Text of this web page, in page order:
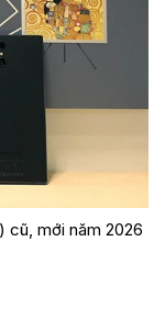
cũ, mới năm 2026